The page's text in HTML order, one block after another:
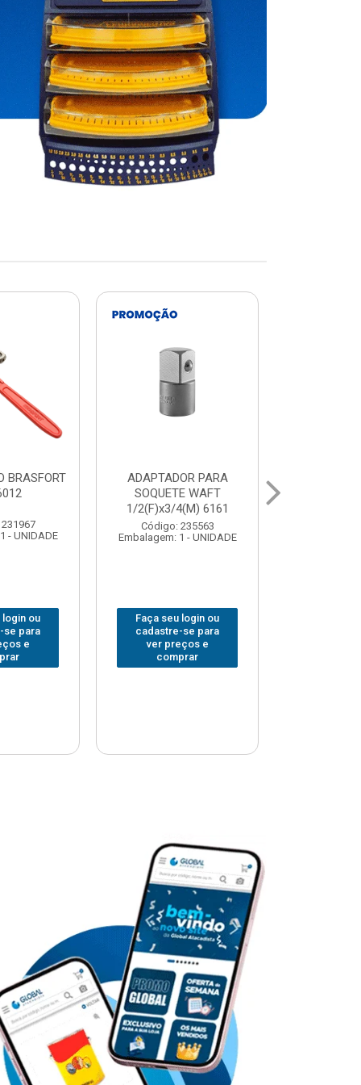
PARA
WAFT
- UNIDADE
login ou
se para
e
ABAJOUR LED
BRASFORT COB MESA
7844
Código: 310379
Embalagem: 1 - UNIDADE
Faça seu login ou
cadastre-se para
ver preços e
comprar